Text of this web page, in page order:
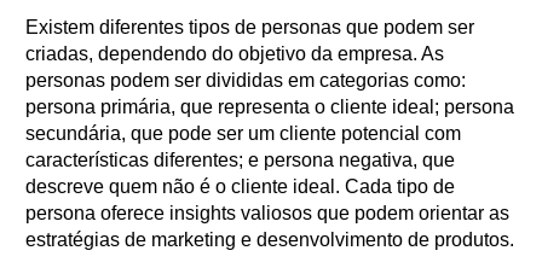
Existem diferentes tipos de personas que podem ser
criadas, dependendo do objetivo da empresa. As
personas podem ser divididas em categorias como:
persona primária, que representa o cliente ideal; persona
secundária, que pode ser um cliente potencial com
características diferentes; e persona negativa, que
descreve quem não é o cliente ideal. Cada tipo de
persona oferece insights valiosos que podem orientar as
estratégias de marketing e desenvolvimento de produtos.